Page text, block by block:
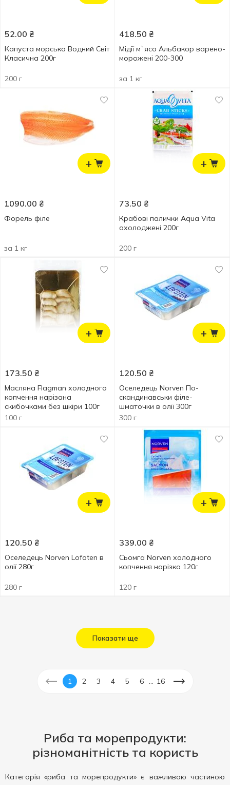
52.00 ₴
Капуста морська Водний Світ
Класична 200г
200 г
418.50 ₴
Мідії м`ясо Альбакор варено-
морожені 200-300
за 1 кг
+
1090.00 ₴
Форель філе
за 1 кг
+
73.50 ₴
Крабові палички Aqua Vita
охолоджені 200г
200 г
+
173.50 ₴
Масляна Flagman холодного
копчення нарізана
скибочками без шкіри 100г
100 г
+
120.50 ₴
Оселедець Norven По-
скандинавськи філе-
шматочки в олії 300г
300 г
+
120.50 ₴
Оселедець Norven Lofoten в
олії 280г
280 г
+
339.00 ₴
Сьомга Norven холодного
копчення нарізка 120г
120 г
Показати ще
1 2 3 4 5 6 16
Риба та морепродукти:
різноманітність та користь
Категорія «риба та морепродукти» є важливою частиною